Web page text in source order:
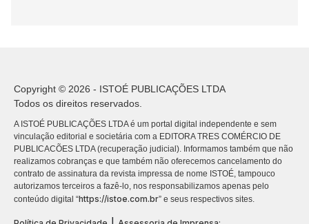
Copyright © 2026 - ISTOÉ PUBLICAÇÕES LTDA
Todos os direitos reservados.
A ISTOÉ PUBLICAÇÕES LTDA é um portal digital independente e sem
vinculação editorial e societária com a EDITORA TRES COMÉRCIO DE
PUBLICACÕES LTDA (recuperação judicial). Informamos também que não
realizamos cobranças e que também não oferecemos cancelamento do
contrato de assinatura da revista impressa de nome ISTOÉ, tampouco
autorizamos terceiros a fazê-lo, nos responsabilizamos apenas pelo
conteúdo digital “https://istoe.com.br” e seus respectivos sites.